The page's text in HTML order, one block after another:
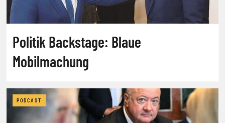
Politik Backstage: Blaue
Mobilmachung
PODCAST